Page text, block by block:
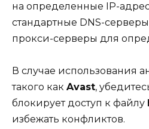
на определенные IP-
стандартные DNS-
прокси-серверы для
В случае использования
такого как Avast,
блокирует доступ к файлу
избежать конфликтов.